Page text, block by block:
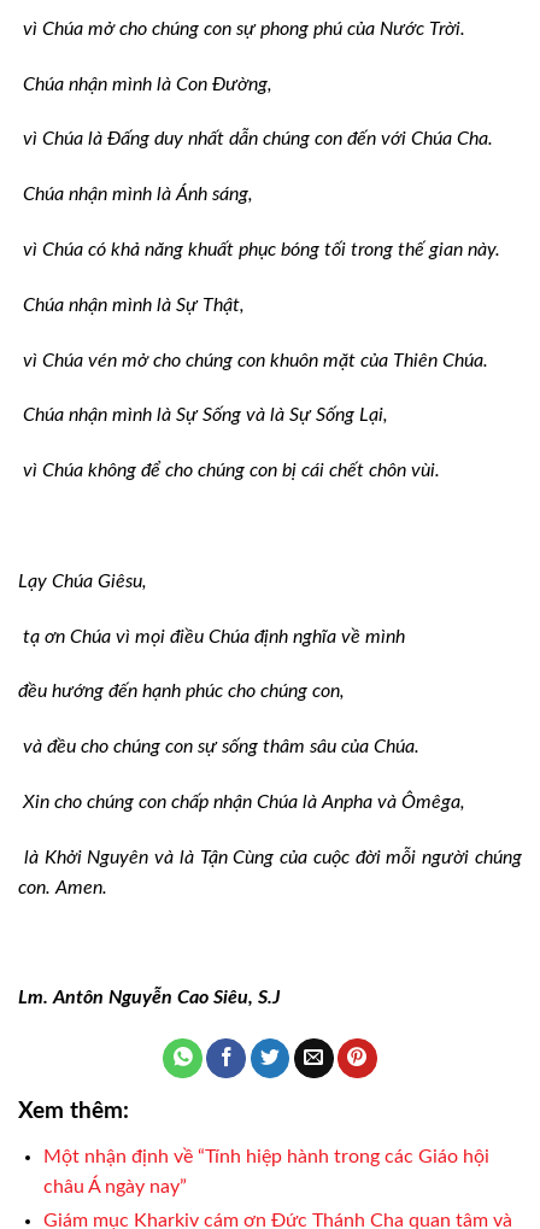
vì Chúa mở cho chúng con sự phong phú của Nước Trời.
Chúa nhận mình là Con Đường,
vì Chúa là Đấng duy nhất dẫn chúng con đến với Chúa Cha.
Chúa nhận mình là Ánh sáng,
vì Chúa có khả năng khuất phục bóng tối trong thế gian này.
Chúa nhận mình là Sự Thật,
vì Chúa vén mở cho chúng con khuôn mặt của Thiên Chúa.
Chúa nhận mình là Sự Sống và là Sự Sống Lại,
vì Chúa không để cho chúng con bị cái chết chôn vùi.
Lạy Chúa Giêsu,
tạ ơn Chúa vì mọi điều Chúa định nghĩa về mình
đều hướng đến hạnh phúc cho chúng con,
và đều cho chúng con sự sống thâm sâu của Chúa.
Xin cho chúng con chấp nhận Chúa là Anpha và Ômêga,
là Khởi Nguyên và là Tận Cùng của cuộc đời mỗi người chúng
con. Amen.
Lm. Antôn Nguyễn Cao Siêu, S.J
Xem thêm:
Một nhận định về “Tính hiệp hành trong các Giáo hội
châu Á ngày nay”
Giám mục Kharkiv cám ơn Đức Thánh Cha quan tâm và